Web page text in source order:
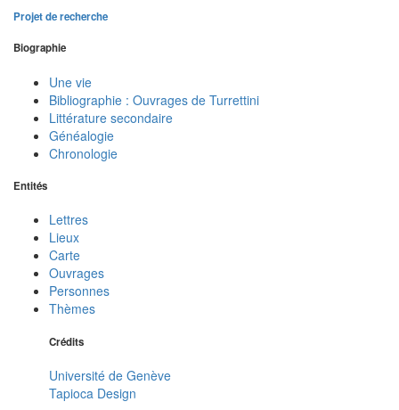
Projet de recherche
Biographie
Une vie
Bibliographie : Ouvrages de Turrettini
Littérature secondaire
Généalogie
Chronologie
Entités
Lettres
Lieux
Carte
Ouvrages
Personnes
Thèmes
Crédits
Université de Genève
Tapioca Design